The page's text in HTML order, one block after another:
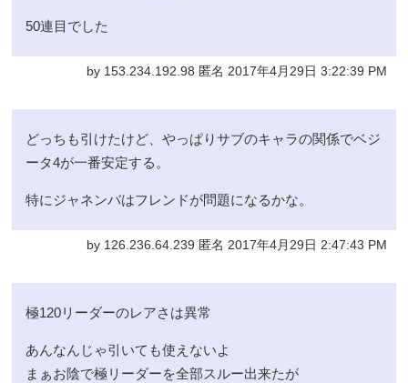
50連目でした
by 153.234.192.98 匿名 2017年4月29日 3:22:39 PM
どっちも引けたけど、やっぱりサブのキャラの関係でベジ
ータ4が一番安定する。
特にジャネンバはフレンドが問題になるかな。
by 126.236.64.239 匿名 2017年4月29日 2:47:43 PM
極120リーダーのレアさは異常
あんなんじゃ引いても使えないよ
まぁお陰で極リーダーを全部スルー出来たが